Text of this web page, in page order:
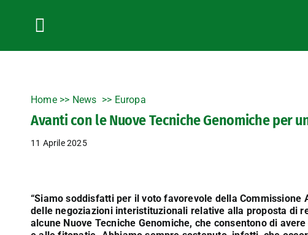
Toggle
Navigation
Home>> News Europa
Avanti con le Nuove Tecniche Genomiche per
11 Aprile 2025
“Siamo soddisfatti per il voto favorevole della Commissione
delle negoziazioni interistituzionali relative alla proposta di
alcune Nuove Tecniche Genomiche, che consentono di